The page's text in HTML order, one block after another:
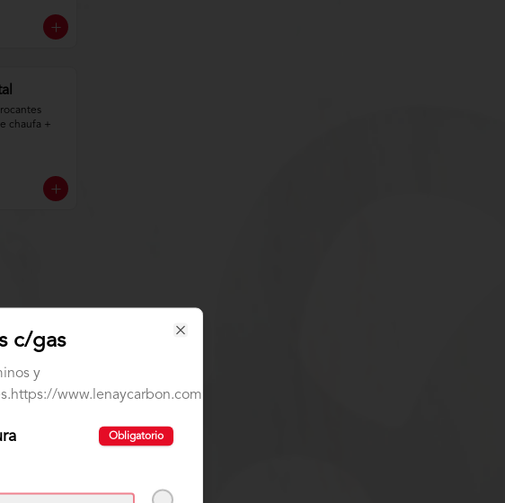
chaufa +
c/gas
y
www.lenaycarbon.com/TYCGenerales
Obligatorio